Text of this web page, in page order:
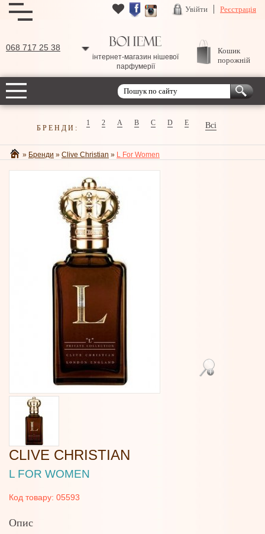
Увійти Реєстрація
068 717 25 38
інтернет-магазин нішевої
парфумерії
Кошик
порожній
БРЕНДИ:
1 2 A B C D E Всі
» Бренди » Clive Christian » L For Women
CLIVE CHRISTIAN
L FOR WOMEN
Код товару: 05593
Опис